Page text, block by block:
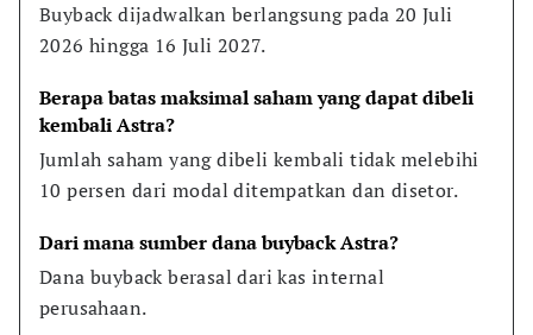
Buyback dijadwalkan berlangsung pada 20 Juli
2026 hingga 16 Juli 2027.
Berapa batas maksimal saham yang dapat dibeli
kembali Astra?
Jumlah saham yang dibeli kembali tidak melebihi
10 persen dari modal ditempatkan dan disetor.
Dari mana sumber dana buyback Astra?
Dana buyback berasal dari kas internal
perusahaan.